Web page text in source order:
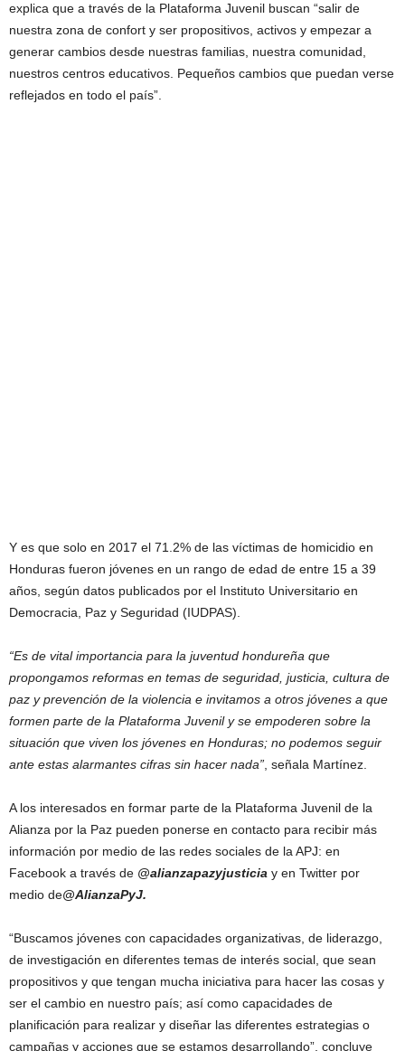
explica que a través de la Plataforma Juvenil buscan “salir de
nuestra zona de confort y ser propositivos, activos y empezar a
generar cambios desde nuestras familias, nuestra comunidad,
nuestros centros educativos. Pequeños cambios que puedan verse
reflejados en todo el país”.
Y es que solo en 2017 el 71.2% de las víctimas de homicidio en
Honduras fueron jóvenes en un rango de edad de entre 15 a 39
años, según datos publicados por el Instituto Universitario en
Democracia, Paz y Seguridad (IUDPAS).
“Es de vital importancia para la juventud hondureña que
propongamos reformas en temas de seguridad, justicia, cultura de
paz y prevención de la violencia e invitamos a otros jóvenes a que
formen parte de la Plataforma Juvenil y se empoderen sobre la
situación que viven los jóvenes en Honduras; no podemos seguir
ante estas alarmantes cifras sin hacer nada” , señala Martínez.
A los interesados en formar parte de la Plataforma Juvenil de la
Alianza por la Paz pueden ponerse en contacto para recibir más
información por medio de las redes sociales de la APJ: en
Facebook a través de @alianzapazyjusticia y en Twitter por
medio de@AlianzaPyJ.
“Buscamos jóvenes con capacidades organizativas, de liderazgo,
de investigación en diferentes temas de interés social, que sean
propositivos y que tengan mucha iniciativa para hacer las cosas y
ser el cambio en nuestro país; así como capacidades de
planificación para realizar y diseñar las diferentes estrategias o
campañas y acciones que se estamos desarrollando”, concluye